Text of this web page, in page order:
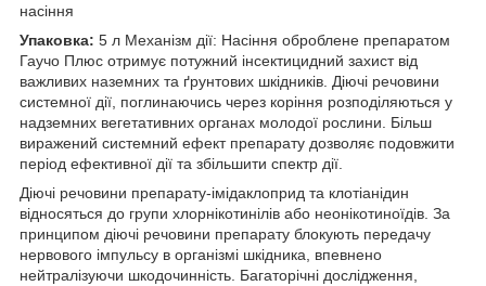
насіння
Упаковка: 5 л Механізм дії: Насіння оброблене препаратом
Гаучо Плюс отримує потужний інсектицидний захист від
важливих наземних та ґрунтових шкідників. Діючі речовини
системної дії, поглинаючись через коріння розподіляються у
надземних вегетативних органах молодої рослини. Більш
виражений системний ефект препарату дозволяє подовжити
період ефективної дії та збільшити спектр дії.
Діючі речовини препарату-імідаклоприд та клотіанідин
відносяться до групи хлорнікотинілів або неонікотиноїдів. За
принципом діючі речовини препарату блокують передачу
нервового імпульсу в організмі шкідника, впевнено
нейтралізуючи шкодочинність. Багаторічні дослідження,